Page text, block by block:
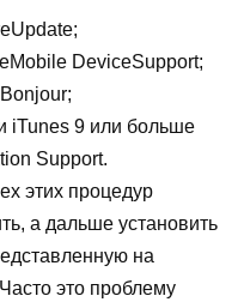
DeviceSupport;
iTunes 9 или больше
Support.
этих процедур
а дальше установить
на
это проблему